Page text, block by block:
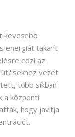
kevesebb
energiát takarít
edzi az
vezet.
több síkban
a központi
hogy javítja